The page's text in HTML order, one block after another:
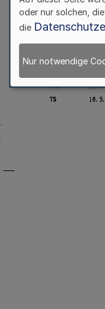
oder nur solchen,
die
Nur notwendige